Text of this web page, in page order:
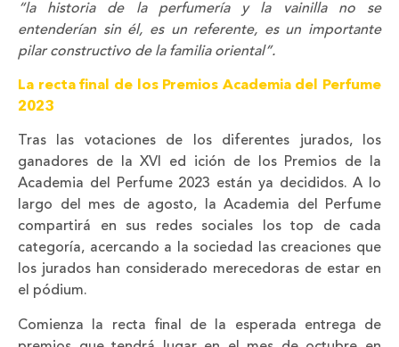
“la historia de la perfumería y la vainilla no se
entenderían sin él, es un referente, es un importante
pilar constructivo de la familia oriental”.
La recta final de los Premios Academia del Perfume
2023
Tras las votaciones de los diferentes jurados, los
ganadores de la XVI ed ición de los Premios de la
Academia del Perfume 2023 están ya decididos. A lo
largo del mes de agosto, la Academia del Perfume
compartirá en sus redes sociales los top de cada
categoría, acercando a la sociedad las creaciones que
los jurados han considerado merecedoras de estar en
el pódium.
Comienza la recta final de la esperada entrega de